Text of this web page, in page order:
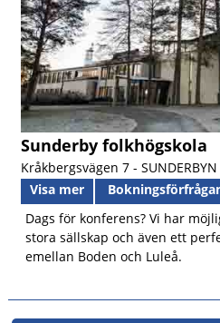
Sunderby folkhögskola
Kråkbergsvägen 7 - SUNDERBYN
Visa mer
Dags för konferens? Vi har
stora sällskap och även ett
emellan Boden och Luleå.